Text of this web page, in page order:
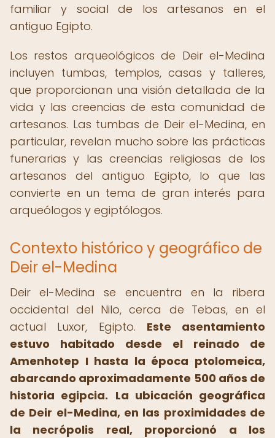
familiar y social de los artesanos en el
antiguo Egipto.
Los restos arqueológicos de Deir el-Medina
incluyen tumbas, templos, casas y talleres,
que proporcionan una visión detallada de la
vida y las creencias de esta comunidad de
artesanos. Las tumbas de Deir el-Medina, en
particular, revelan mucho sobre las prácticas
funerarias y las creencias religiosas de los
artesanos del antiguo Egipto, lo que las
convierte en un tema de gran interés para
arqueólogos y egiptólogos.
Contexto histórico y geográfico de
Deir el-Medina
Deir el-Medina se encuentra en la ribera
occidental del Nilo, cerca de Tebas, en el
actual Luxor, Egipto. Este asentamiento
estuvo habitado desde el reinado de
Amenhotep I hasta la época ptolomeica,
abarcando aproximadamente 500 años de
historia egipcia. La ubicación geográfica
de Deir el-Medina, en las proximidades de
la necrópolis real, proporcionó a los